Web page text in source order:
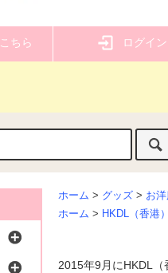
ちら ログイン
ホーム > グッズ > お洋
ホーム > HKDL（香港）
2015年9月にHKDL（